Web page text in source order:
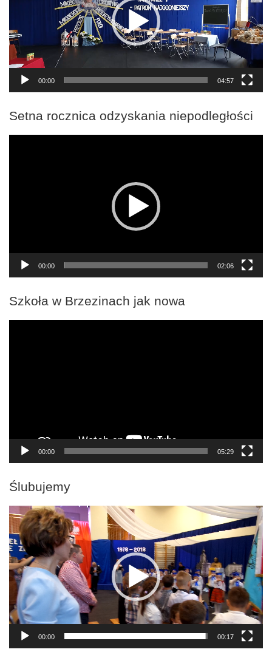
00:00 04:57
Setna rocznica odzyskania niepodległości
00:00 02:06
Szkoła w Brzezinach jak nowa
00:00 05:29
Ślubujemy
Odtwarzacz
video
00:00 00:17